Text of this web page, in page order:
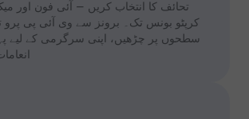
تحائف کا انتخاب کریں — آئی فون اور
کرپٹو بونس تک۔ برونز سے وی آئی پی پرو
سطحوں پر چڑھیں، اپنی سرگرمی کے لیے